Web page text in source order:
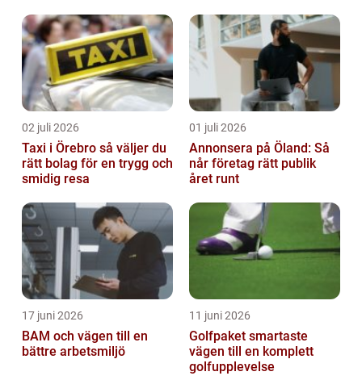
02 juli 2026
Taxi i Örebro så väljer du
rätt bolag för en trygg och
smidig resa
01 juli 2026
Annonsera på Öland: Så
når företag rätt publik
året runt
17 juni 2026
BAM och vägen till en
bättre arbetsmiljö
11 juni 2026
Golfpaket smartaste
vägen till en komplett
golfupplevelse